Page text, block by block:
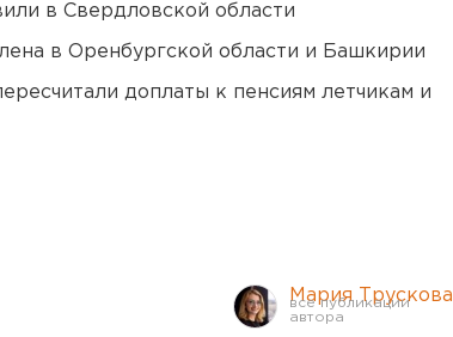
в Свердловской области
в Оренбургской области и Башкирии
доплаты к пенсиям летчикам и
Мария Трускова